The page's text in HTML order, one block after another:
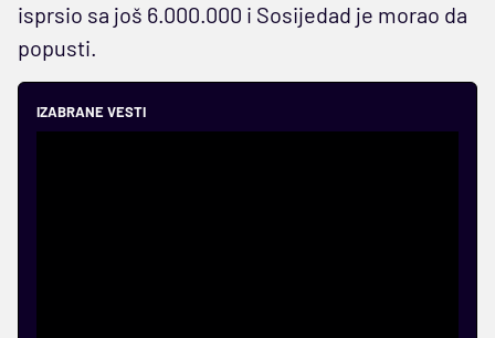
isprsio sa još 6.000.000 i Sosijedad je morao da
popusti.
IZABRANE VESTI